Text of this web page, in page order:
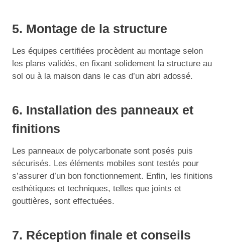
5. Montage de la structure
Les équipes certifiées procèdent au montage selon
les plans validés, en fixant solidement la structure au
sol ou à la maison dans le cas d’un abri adossé.
6. Installation des panneaux et
finitions
Les panneaux de polycarbonate sont posés puis
sécurisés. Les éléments mobiles sont testés pour
s’assurer d’un bon fonctionnement. Enfin, les finitions
esthétiques et techniques, telles que joints et
gouttières, sont effectuées.
7. Réception finale et conseils